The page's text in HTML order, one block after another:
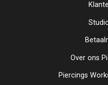
Over ons
Piercings